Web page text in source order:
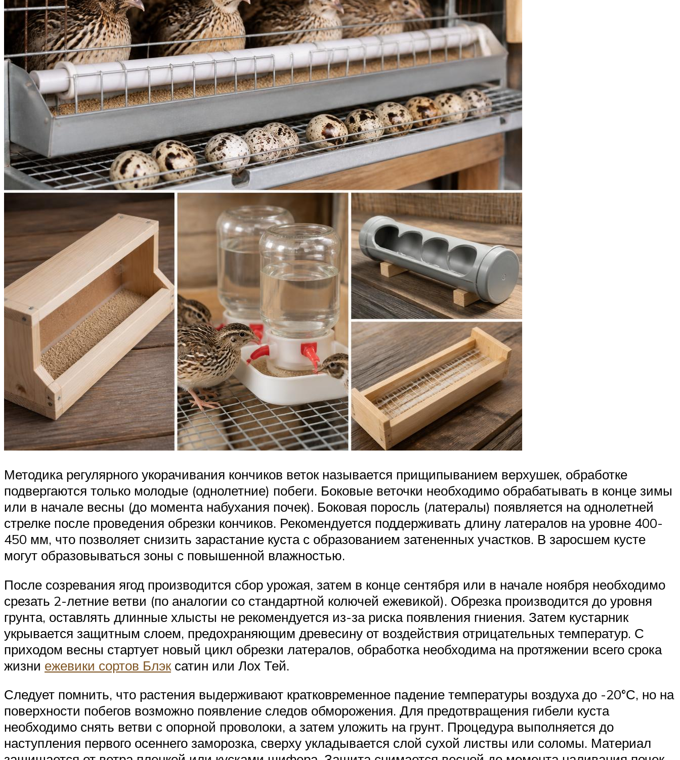
Методика регулярного укорачивания кончиков веток называется прищипыванием верхушек, обработке
подвергаются только молодые (однолетние) побеги. Боковые веточки необходимо обрабатывать в конце зимы
или в начале весны (до момента набухания почек). Боковая поросль (латералы) появляется на однолетней
стрелке после проведения обрезки кончиков. Рекомендуется поддерживать длину латералов на уровне 400-
450 мм, что позволяет снизить зарастание куста с образованием затененных участков. В заросшем кусте
могут образовываться зоны с повышенной влажностью.
После созревания ягод производится сбор урожая, затем в конце сентября или в начале ноября необходимо
срезать 2-летние ветви (по аналогии со стандартной колючей ежевикой). Обрезка производится до уровня
грунта, оставлять длинные хлысты не рекомендуется из-за риска появления гниения. Затем кустарник
укрывается защитным слоем, предохраняющим древесину от воздействия отрицательных температур. С
приходом весны стартует новый цикл обрезки латералов, обработка необходима на протяжении всего срока
жизни ежевики сортов Блэксатин или Лох Тей.
Следует помнить, что растения выдерживают кратковременное падение температуры воздуха до -20°С, но на
поверхности побегов возможно появление следов обморожения. Для предотвращения гибели куста
необходимо снять ветви с опорной проволоки, а затем уложить на грунт. Процедура выполняется до
наступления первого осеннего заморозка, сверху укладывается слой сухой листвы или соломы. Материал